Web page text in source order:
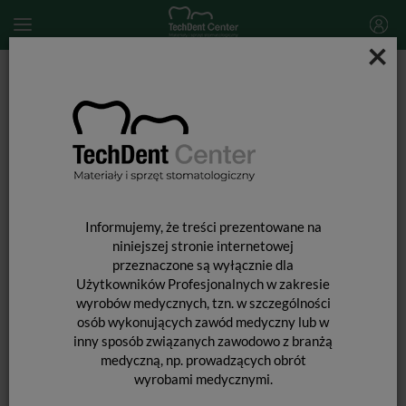
×
Informujemy, że treści prezentowane na
niniejszej stronie internetowej
przeznaczone są wyłącznie dla
Użytkowników Profesjonalnych w zakresie
wyrobów medycznych, tzn. w szczególności
osób wykonujących zawód medyczny lub w
inny sposób związanych zawodowo z branżą
medyczną, np. prowadzących obrót
wyrobami medycznymi.
Instrumenty Mtwo, working part 16mm / 6 szt.